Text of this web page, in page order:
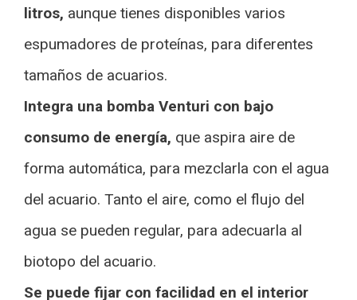
litros, aunque tienes disponibles varios
espumadores de proteínas, para diferentes
tamaños de acuarios.
Integra una bomba Venturi con bajo
consumo de energía, que aspira aire de
forma automática, para mezclarla con el agua
del acuario. Tanto el aire, como el flujo del
agua se pueden regular, para adecuarla al
biotopo del acuario.
Se puede fijar con facilidad en el interior